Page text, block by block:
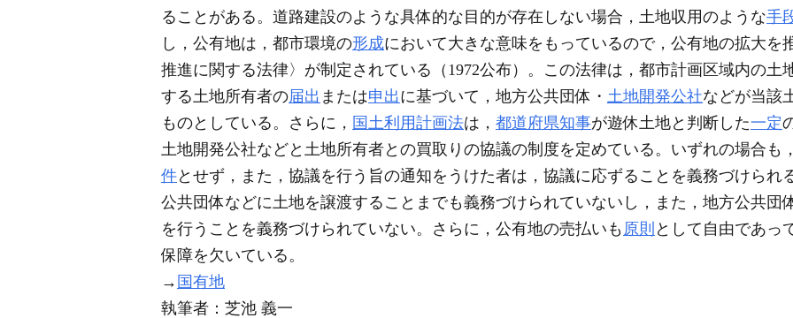
ることがある。道路建設のような具体的な目的が存在しない場合，土地収用のような手
し，公有地は，都市環境の形成において大きな意味をもっているので，公有地の拡大を
推進に関する法律〉が制定されている（1972公布）。この法律は，都市計画区域内の土
する土地所有者の届出 または申出に基づいて，地方公共団体・ 土地開発公社などが当該
ものとしている。さらに， 国土利用計画法は， 都道府県知事が遊休土地と判断した一定
土地開発公社などと土地所有者との買取りの協議の制度を定めている。いずれの場合も
件とせず，また，協議を行う旨の通知をうけた者は，協議に応ずることを義務づけられ
公共団体などに土地を譲渡することまでも義務づけられていないし，また，地方公共団
を行うことを義務づけられていない。さらに，公有地の売払いも 原則 として自由であっ
保障を欠いている。
→ 国有地
執筆者： 芝池 義一